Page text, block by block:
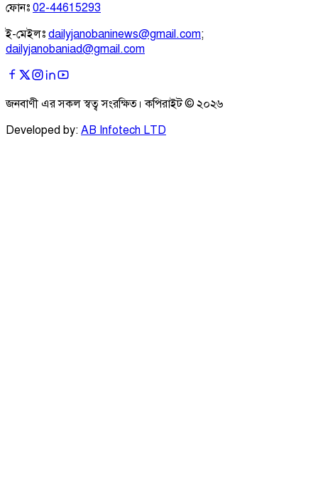
ফোনঃ 02-44615293
ই-মেইলঃ dailyjanobaninews@gmail.com;
dailyjanobaniad@gmail.com
জনবাণী এর সকল স্বত্ব সংরক্ষিত। কপিরাইট © ২০২৬
Developed by: AB Infotech LTD